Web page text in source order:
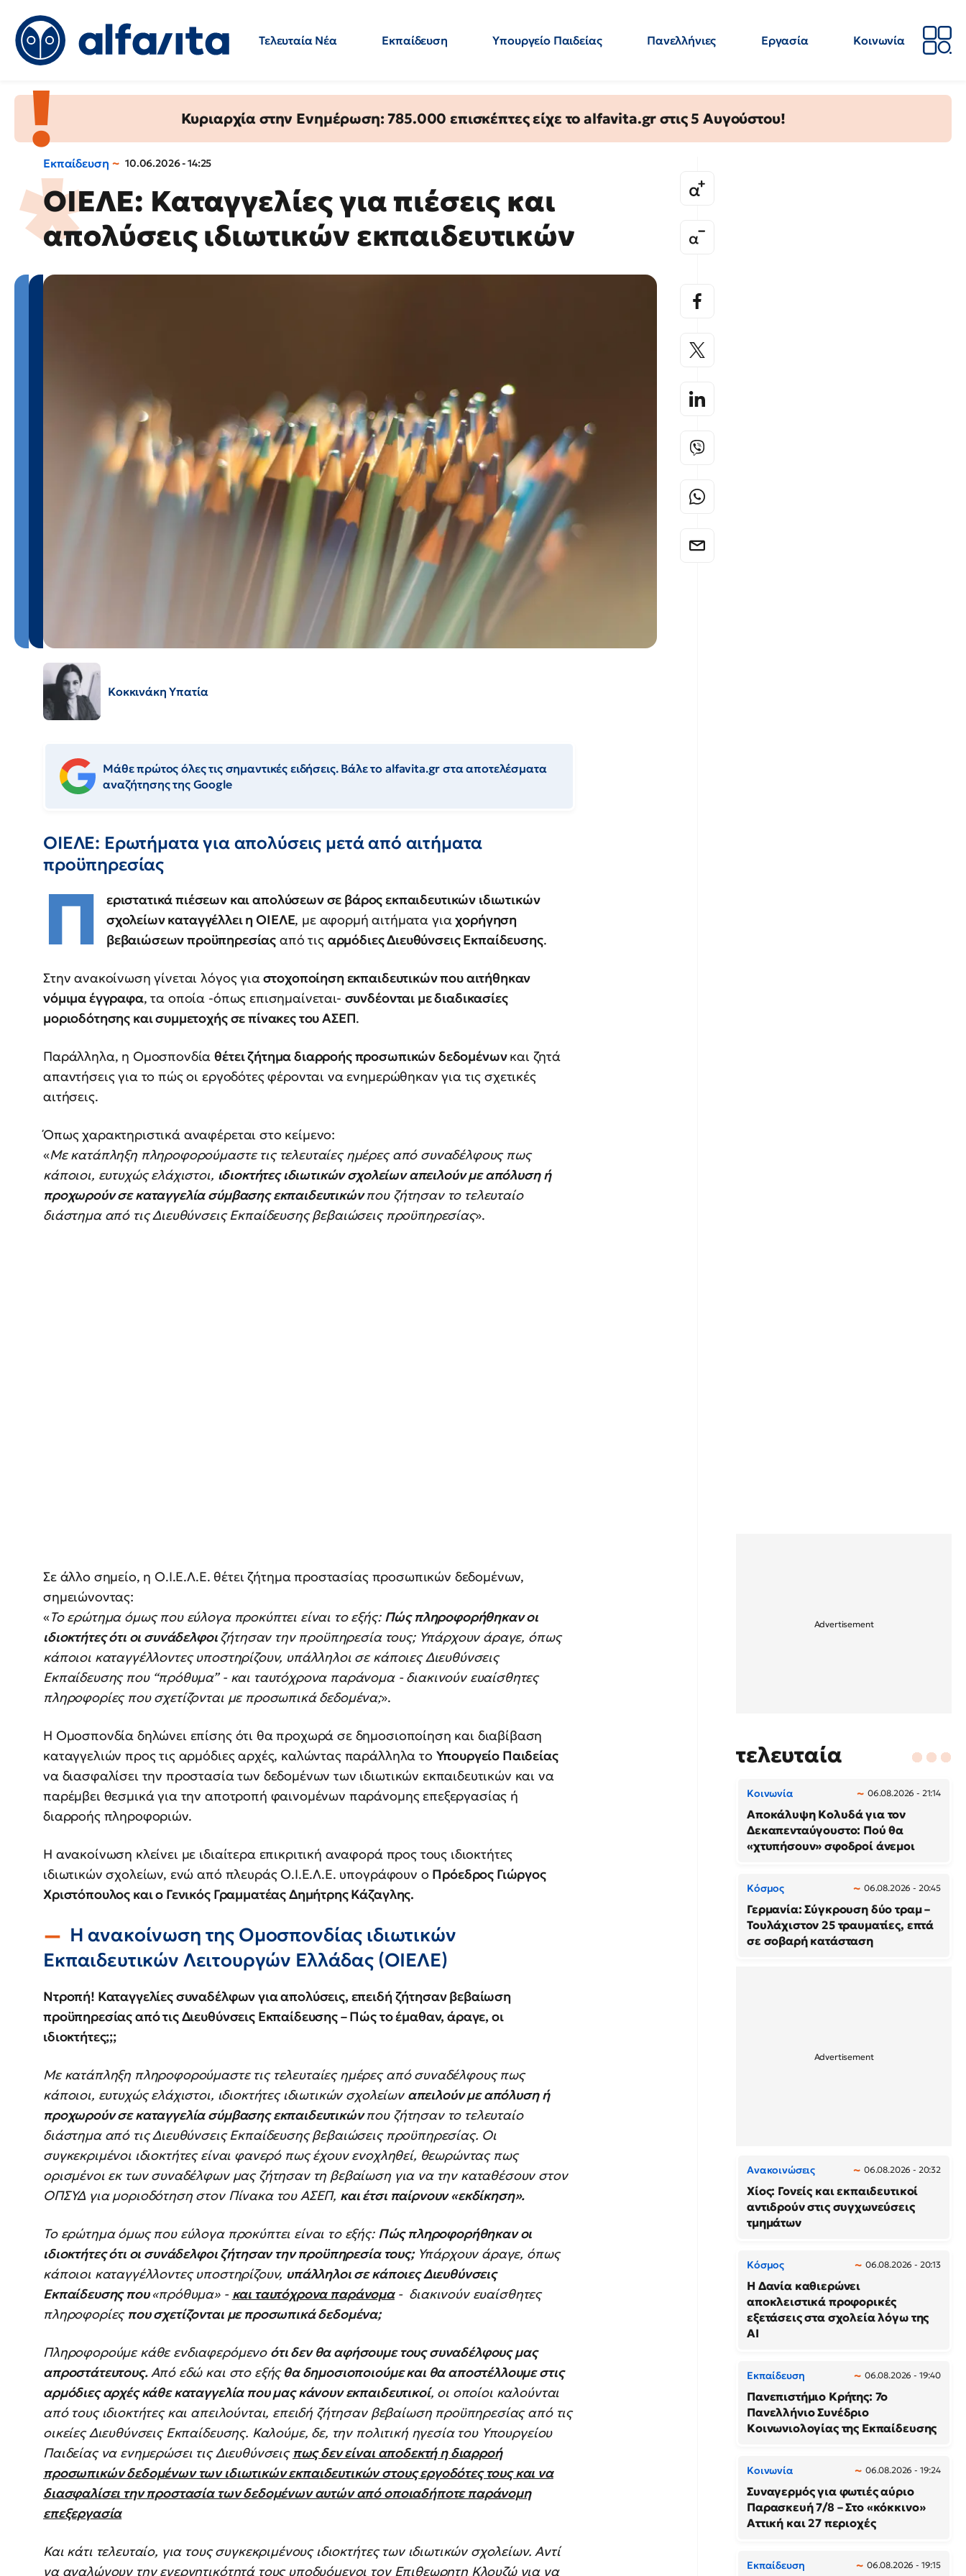
Τελευταία Νέα Εκπαίδευση Υπουργείο Παιδείας Πανελλήνιες Εργασία
Κοινωνία
Κυριαρχία στην Ενημέρωση: 785.000 επισκέπτες είχε το alfavita.gr στις 5 Αυγούστου!
Εκπαίδευση 10.06.2026 - 14:25
ΟΙΕΛΕ: Καταγγελίες για πιέσεις και
απολύσεις ιδιωτικών εκπαιδευτικών
Κοκκινάκη Υπατία
Μάθε πρώτος όλες τις σημαντικές ειδήσεις. Βάλε το alfavita.gr στα αποτελέσματα
αναζήτησης της Google
ΟΙΕΛΕ: Ερωτήματα για απολύσεις μετά από αιτήματα
προϋπηρεσίας
Π
εριστατικά πιέσεων και απολύσεων σε βάρος εκπαιδευτικών ιδιωτικών
σχολείων καταγγέλλει η ΟΙΕΛΕ, με αφορμή αιτήματα γιαχορήγηση
βεβαιώσεων προϋπηρεσίας από τις αρμόδιες Διευθύνσεις Εκπαίδευσης.
Στην ανακοίνωση γίνεται λόγος γιαστοχοποίηση εκπαιδευτικών που αιτήθηκαν
νόμιμα έγγραφα, τα οποία -όπως επισημαίνεται- συνδέονται με διαδικασίες
μοριοδότησης και συμμετοχής σε πίνακες του ΑΣΕΠ.
Παράλληλα, η Ομοσπονδίαθέτει ζήτημα διαρροής προσωπικών δεδομένωνκαι ζητά
απαντήσεις για το πώς οι εργοδότες φέρονται να ενημερώθηκαν για τις σχετικές
αιτήσεις.
Όπως χαρακτηριστικά αναφέρεται στο κείμενο:
«Με κατάπληξη πληροφορούμαστε τις τελευταίες ημέρες από συναδέλφους πως
κάποιοι, ευτυχώς ελάχιστοι, ιδιοκτήτες ιδιωτικών σχολείων απειλούν με απόλυση ή
προχωρούν σε καταγγελία σύμβασης εκπαιδευτικώνπου ζήτησαν το τελευταίο
διάστημα από τις Διευθύνσεις Εκπαίδευσης βεβαιώσεις προϋπηρεσίας».
Σε άλλο σημείο, η Ο.Ι.Ε.Λ.Ε. θέτει ζήτημα προστασίας προσωπικών δεδομένων,
σημειώνοντας:
«Το ερώτημα όμως που εύλογα προκύπτει είναι το εξής: Πώς πληροφορήθηκαν οι
ιδιοκτήτες ότι οι συνάδελφοιζήτησαν την προϋπηρεσία τους; Υπάρχουν άραγε, όπως
κάποιοι καταγγέλλοντες υποστηρίζουν, υπάλληλοι σε κάποιες Διευθύνσεις
Εκπαίδευσης που “πρόθυμα” - και ταυτόχρονα παράνομα - διακινούν ευαίσθητες
πληροφορίες που σχετίζονται με προσωπικά δεδομένα;».
Η Ομοσπονδία δηλώνει επίσης ότι θα προχωρά σε δημοσιοποίηση και διαβίβαση
καταγγελιών προς τις αρμόδιες αρχές, καλώντας παράλληλα το Υπουργείο Παιδείας
να διασφαλίσει την προστασία των δεδομένων των ιδιωτικών εκπαιδευτικών και να
παρέμβει θεσμικά για την αποτροπή φαινομένων παράνομης επεξεργασίας ή
διαρροής πληροφοριών.
Η ανακοίνωση κλείνει με ιδιαίτερα επικριτική αναφορά προς τους ιδιοκτήτες
ιδιωτικών σχολείων, ενώ από πλευράς Ο.Ι.Ε.Λ.Ε. υπογράφουν ο Πρόεδρος Γιώργος
Χριστόπουλος και ο Γενικός Γραμματέας Δημήτρης Κάζαγλης.
Η ανακοίνωση της Ομοσπονδίας ιδιωτικών
Εκπαιδευτικών Λειτουργών Ελλάδας (ΟΙΕΛΕ)
Ντροπή! Καταγγελίες συναδέλφων για απολύσεις, επειδή ζήτησαν βεβαίωση
προϋπηρεσίας από τις Διευθύνσεις Εκπαίδευσης – Πώς το έμαθαν, άραγε, οι
ιδιοκτήτες;;;
Με κατάπληξη πληροφορούμαστε τις τελευταίες ημέρες από συναδέλφους πως
κάποιοι, ευτυχώς ελάχιστοι, ιδιοκτήτες ιδιωτικών σχολείων απειλούν με απόλυση ή
προχωρούν σε καταγγελία σύμβασης εκπαιδευτικώνπου ζήτησαν το τελευταίο
διάστημα από τις Διευθύνσεις Εκπαίδευσης βεβαιώσεις προϋπηρεσίας. Οι
συγκεκριμένοι ιδιοκτήτες είναι φανερό πως έχουν ενοχληθεί, θεωρώντας πως
ορισμένοι εκ των συναδέλφων μας ζήτησαν τη βεβαίωση για να την καταθέσουν στον
ΟΠΣΥΔ για μοριοδότηση στον Πίνακα του ΑΣΕΠ, και έτσι παίρνουν «εκδίκηση».
Το ερώτημα όμως που εύλογα προκύπτει είναι το εξής: Πώς πληροφορήθηκαν οι
ιδιοκτήτες ότι οι συνάδελφοι ζήτησαν την προϋπηρεσία τους;Υπάρχουν άραγε, όπως
κάποιοι καταγγέλλοντες υποστηρίζουν, υπάλληλοι σε κάποιες Διευθύνσεις
Εκπαίδευσης που«πρόθυμα» - και ταυτόχρονα παράνομα - διακινούν ευαίσθητες
πληροφορίες που σχετίζονται με προσωπικά δεδομένα;
Πληροφορούμε κάθε ενδιαφερόμενο ότι δεν θα αφήσουμε τους συναδέλφους μας
απροστάτευτους.Από εδώ και στο εξήςθα δημοσιοποιούμε και θα αποστέλλουμε στις
αρμόδιες αρχές κάθε καταγγελία που μας κάνουν εκπαιδευτικοί, οι οποίοι καλούνται
από τους ιδιοκτήτες και απειλούνται, επειδή ζήτησαν βεβαίωση προϋπηρεσίας από τις
οικείες Διευθύνσεις Εκπαίδευσης. Καλούμε, δε, την πολιτική ηγεσία του Υπουργείου
Παιδείας να ενημερώσει τις Διευθύνσεις πως δεν είναι αποδεκτή η διαρροή
προσωπικών δεδομένων των ιδιωτικών εκπαιδευτικών στους εργοδότες τους και να
διασφαλίσει την προστασία των δεδομένων αυτών από οποιαδήποτε παράνομη
επεξεργασία
Και κάτι τελευταίο, για τους συγκεκριμένους ιδιοκτήτες των ιδιωτικών σχολείων. Αντί
να αναλώνουν την ενεργητικότητά τους υποδυόμενοι τον Επιθεωρητη Κλουζώ για να
τελευταία
Κοινωνία 06.08.2026 - 21:14
Αποκάλυψη Κολυδά για τον
Δεκαπενταύγουστο: Πού θα
«χτυπήσουν» σφοδροί άνεμοι
Κόσμος 06.08.2026 - 20:45
Γερμανία: Σύγκρουση δύο τραμ –
Τουλάχιστον 25 τραυματίες, επτά
σε σοβαρή κατάσταση
Ανακοινώσεις 06.08.2026 - 20:32
Χίος: Γονείς και εκπαιδευτικοί
αντιδρούν στις συγχωνεύσεις
τμημάτων
Κόσμος 06.08.2026 - 20:13
Η Δανία καθιερώνει
αποκλειστικά προφορικές
εξετάσεις στα σχολεία λόγω της
AI
Εκπαίδευση 06.08.2026 - 19:40
Πανεπιστήμιο Κρήτης: 7ο
Πανελλήνιο Συνέδριο
Κοινωνιολογίας της Εκπαίδευσης
Κοινωνία 06.08.2026 - 19:24
Συναγερμός για φωτιές αύριο
Παρασκευή 7/8 – Στο «κόκκινο»
Αττική και 27 περιοχές
Εκπαίδευση 06.08.2026 - 19:15